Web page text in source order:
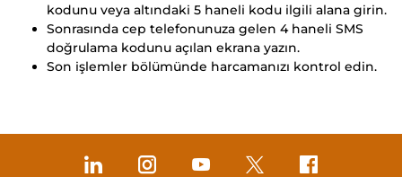
kodunu veya altındaki 5 haneli kodu ilgili alana girin.
Sonrasında cep telefonunuza gelen 4 haneli SMS
doğrulama kodunu açılan ekrana yazın.
Son işlemler bölümünde harcamanızı kontrol edin.